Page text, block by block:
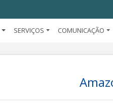
SERVIÇOS COMUNICAÇÃO